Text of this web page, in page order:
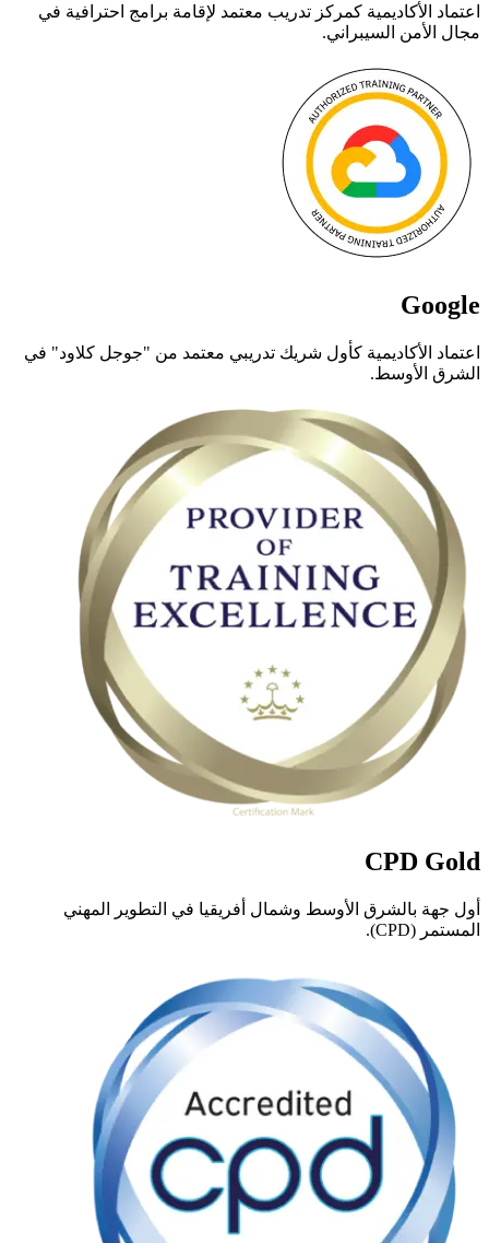
اعتماد الأكاديمية كمركز تدريب معتمد لإقامة برامج احترافية في
مجال الأمن السيبراني.
Google
اعتماد الأكاديمية كأول شريك تدريبي معتمد من "جوجل كلاود" في
الشرق الأوسط.
CPD Gold
أول جهة بالشرق الأوسط وشمال أفريقيا في التطوير المهني
المستمر (CPD).